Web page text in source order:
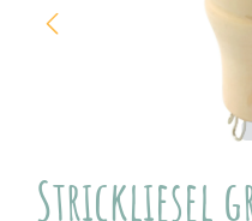
Strickliesel